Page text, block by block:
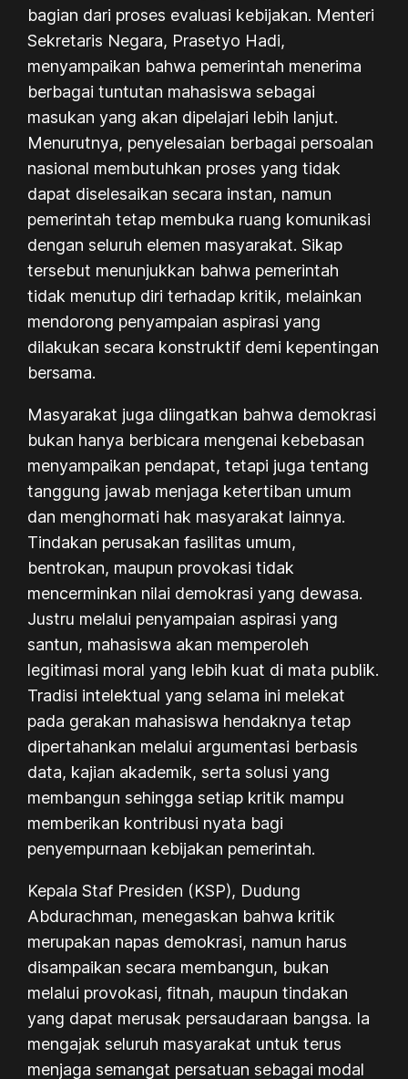
bagian dari proses evaluasi kebijakan. Menteri
Sekretaris Negara, Prasetyo Hadi,
menyampaikan bahwa pemerintah menerima
berbagai tuntutan mahasiswa sebagai
masukan yang akan dipelajari lebih lanjut.
Menurutnya, penyelesaian berbagai persoalan
nasional membutuhkan proses yang tidak
dapat diselesaikan secara instan, namun
pemerintah tetap membuka ruang komunikasi
dengan seluruh elemen masyarakat. Sikap
tersebut menunjukkan bahwa pemerintah
tidak menutup diri terhadap kritik, melainkan
mendorong penyampaian aspirasi yang
dilakukan secara konstruktif demi kepentingan
bersama.
Masyarakat juga diingatkan bahwa demokrasi
bukan hanya berbicara mengenai kebebasan
menyampaikan pendapat, tetapi juga tentang
tanggung jawab menjaga ketertiban umum
dan menghormati hak masyarakat lainnya.
Tindakan perusakan fasilitas umum,
bentrokan, maupun provokasi tidak
mencerminkan nilai demokrasi yang dewasa.
Justru melalui penyampaian aspirasi yang
santun, mahasiswa akan memperoleh
legitimasi moral yang lebih kuat di mata publik.
Tradisi intelektual yang selama ini melekat
pada gerakan mahasiswa hendaknya tetap
dipertahankan melalui argumentasi berbasis
data, kajian akademik, serta solusi yang
membangun sehingga setiap kritik mampu
memberikan kontribusi nyata bagi
penyempurnaan kebijakan pemerintah.
Kepala Staf Presiden (KSP), Dudung
Abdurachman, menegaskan bahwa kritik
merupakan napas demokrasi, namun harus
disampaikan secara membangun, bukan
melalui provokasi, fitnah, maupun tindakan
yang dapat merusak persaudaraan bangsa. Ia
mengajak seluruh masyarakat untuk terus
menjaga semangat persatuan sebagai modal